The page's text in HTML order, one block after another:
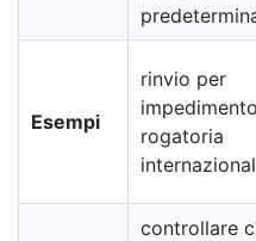
Esempi
rinvio per
rogatoria
controllare